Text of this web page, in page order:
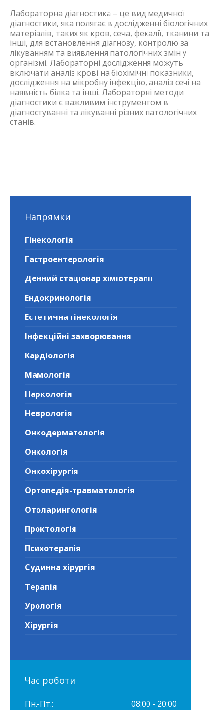
Лабораторна діагностика – це вид медичної
діагностики, яка полягає в дослідженні біологічних
матеріалів, таких як кров, сеча, фекалії, тканини та
інші, для встановлення діагнозу, контролю за
лікуванням та виявлення патологічних змін у
організмі. Лабораторні дослідження можуть
включати аналіз крові на біохімічні показники,
дослідження на мікробну інфекцію, аналіз сечі на
наявність білка та інші. Лабораторні методи
діагностики є важливим інструментом в
діагностуванні та лікуванні різних патологічних
станів.
Напрямки
Гінекологія
Гастроентерологія
Денний стаціонар хіміотерапії
Ендокринологія
Естетична гінекологія
Інфекційні захворювання
Кардіологія
Мамологія
Наркологія
Неврологія
Онкодерматологія
Онкологія
Онкохірургія
Ортопедія-травматологія
Отоларингологія
Проктологія
Психотерапія
Судинна хірургія
Терапія
Урологія
Хірургія
Час роботи
Пн.-Пт.: 08:00 - 20:00